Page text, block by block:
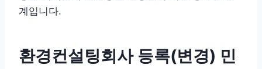
계입니다.
환경컨설팅회사 등록(변경) 민